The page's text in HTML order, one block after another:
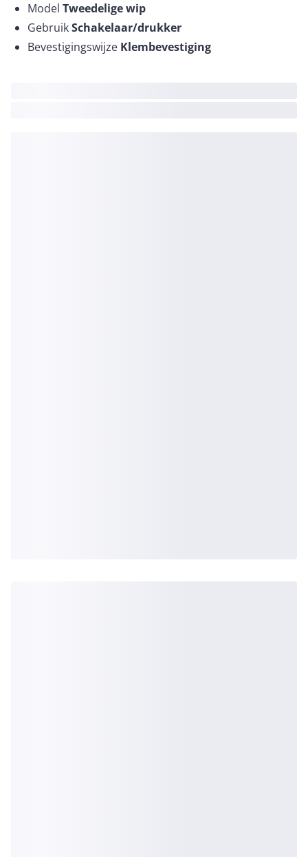
Model Tweedelige wip
GebruikSchakelaar/drukker
Bevestigingswijze Klembevestiging